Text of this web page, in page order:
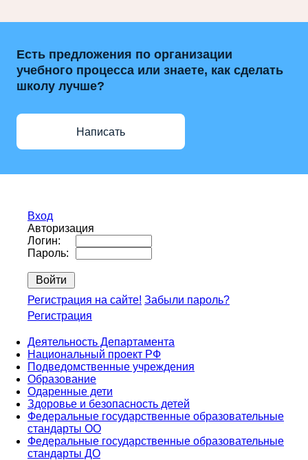
Есть предложения по организации
учебного процесса или знаете, как сделать
школу лучше?
Написать
Вход
Авторизация
Логин:
Пароль:
Регистрация на сайте! Забыли пароль?
Регистрация
Деятельность Департамента
Национальный проект РФ
Подведомственные учреждения
Образование
Одаренные дети
Здоровье и безопасность детей
Федеральные государственные образовательные
стандарты ОО
Федеральные государственные образовательные
стандарты ДО